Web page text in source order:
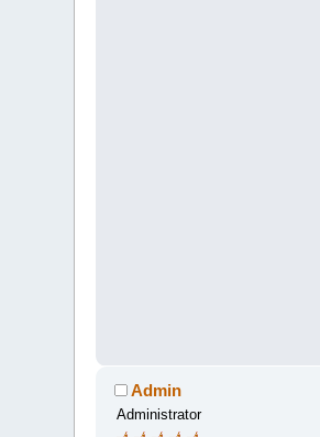
Admin
Administrator